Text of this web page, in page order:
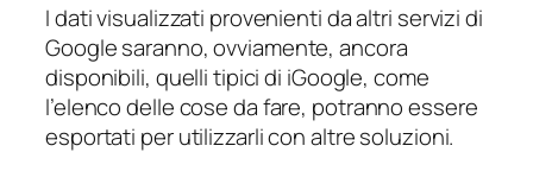
I dati visualizzati provenienti da altri servizi di
Google saranno, ovviamente, ancora
disponibili, quelli tipici di iGoogle, come
l’elenco delle cose da fare, potranno essere
esportati per utilizzarli con altre soluzioni.